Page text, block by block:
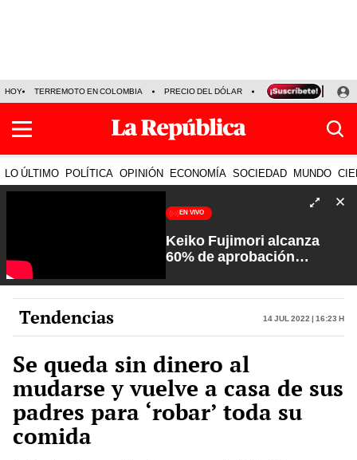
HOY TERREMOTO EN COLOMBIA PRECIO DEL DÓLAR KEIKO FUJIMORI
LO ÚLTIMO POLÍTICA OPINIÓN ECONOMÍA SOCIEDAD MUNDO
EN VIVO
Keiko Fujimori alcanza
60% de aprobación
Rosa María Palacios
Tendencias 14 Jul 2022 | 16:23 h
Se queda sin dinero al
mudarse y vuelve a casa de sus
padres para ‘robar’ toda su
comida